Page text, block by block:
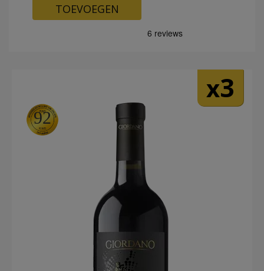
TOEVOEGEN
92
x3